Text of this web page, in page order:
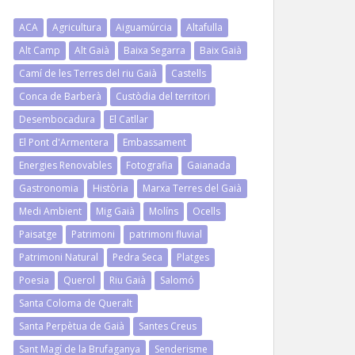
ACA Agricultura Aiguamúrcia
Altafulla
Alt Camp
Alt Gaià Baixa Segarra
Baix Gaià
Camí de les Terres del riu Gaià
Castells
Conca de Barberà
Custòdia del territori
Desembocadura
El Catllar
El Pont d'Armentera
Embassament
Energies Renovables
Fotografia
Gaianada
Gastronomia
Història
Marxa Terres del Gaià
Medi Ambient
Mig Gaià Molíns
Ocells
Paisatge
Patrimoni
patrimoni fluvial
Patrimoni Natural
Pedra Seca
Platges
Poesia
Querol Riu Gaià
Salomó
Santa Coloma de Queralt
Santa Perpètua de Gaià
Santes Creus
Sant Magí de la Brufaganya
Senderisme